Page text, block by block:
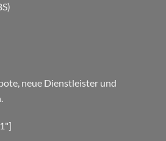
neue Dienstleister und